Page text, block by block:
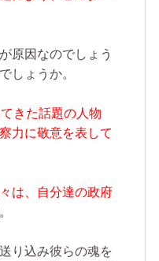
原因なのでしょう
しょうか。
きた話題の人物
力に敬意を表して
は、自分達の政府
り込み彼らの魂を